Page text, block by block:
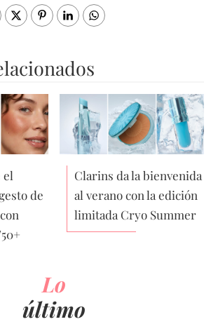
el
de
Clarins da la bienvenida
al verano con la edición
limitada Cryo Summer
Lo
último